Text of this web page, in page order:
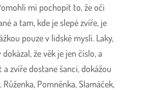
mi pochopit to, že oči
a tam, kde je slepé zvíře, je
pouze v lidské mysli. Laky,
že věk je jen číslo, a
zvíře dostane šanci, dokážou
Růženka, Pomněnka, Slamáček,